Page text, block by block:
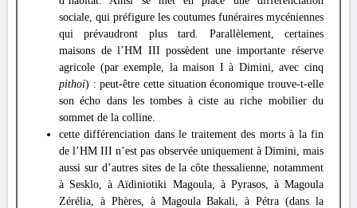
sociale, qui préfigure les coutumes funéraires mycéniennes
qui prévaudront plus tard. Parallèlement, certaines
maisons de l’HM III possèdent une importante réserve
agricole (par exemple, la maison I à Dimini, avec cinq
pithoi) : peut-être cette situation économique trouve-t-elle
son écho dans les tombes à ciste au riche mobilier du
sommet de la colline.
cette différenciation dans le traitement des morts à la fin
de l’HM III n’est pas observée uniquement à Dimini, mais
aussi sur d’autres sites de la côte thessalienne, notamment
à Sesklo, à Aïdiniotiki Magoula, à Pyrasos, à Magoula
Zérélia, à Phères, à Magoula Bakali, à Pétra (dans la